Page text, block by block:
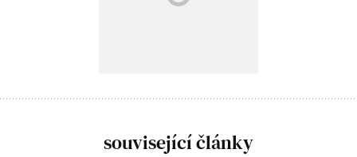
související články